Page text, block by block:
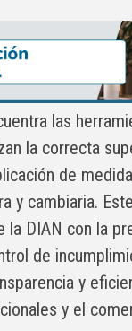
las
la correcta
de
y cambiaria.
la DIAN con la
de
y
y el